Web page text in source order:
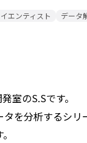
エンティスト データ
室のS.Sです。
を分析するシ